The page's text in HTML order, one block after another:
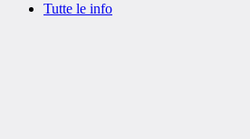
Tutte le info